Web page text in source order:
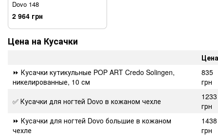
Dovo 148
2 964 грн
Цена на Кусачки
⏩ Кусачки кутикульные POP ART Credo Solingen,
никелированные, 10 см
835
грн
✅ Кусачки для ногтей Dovo в кожаном чехле
1233
грн
⏩ Кусачки для ногтей Dovo большие в кожаном
чехле
1438
грн